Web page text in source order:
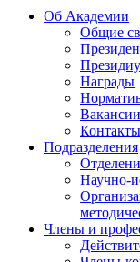
Об Академии
Общие
Награды
Вакансии
Контакты
Подразделения
Научно-
Члены и